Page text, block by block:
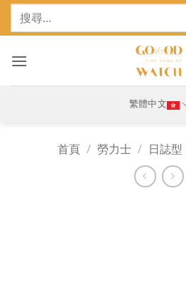
Skip
鍵
繁體中文
首頁 / 勞力士 / 日誌型